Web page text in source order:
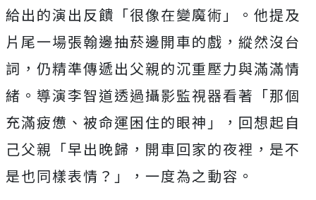
給出的演出反饋「很像在變魔術」。 他提及
片尾一場張翰邊抽菸邊開車的戲，縱然沒台
詞， 仍精準傳遞出父親的沉重壓力與滿滿情
緒。 導演李智道透過攝影監視器看著「那個
充滿疲憊、 被命運困住的眼神」，回想起自
己父親「早出晚歸， 開車回家的夜裡，是不
是也同樣表情？」，一度為之動容。